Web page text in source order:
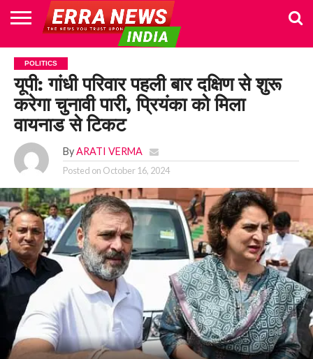
HOME
POLITICS
NEWS
BUSINESS
CULTURE
NATIONAL
SPORTS
LIFESTYLE
TRAVEL
OPINION
BREAKING
NEWS
ENTERTAINMENT
WORLD
CRIME
JOIN
US
POLITICS
यूपी: गांधी परिवार पहली बार दक्षिण से शुरू
करेगा चुनावी पारी, प्रियंका को मिला
वायनाड से टिकट
By ARATI VERMA
Posted on October 16, 2024